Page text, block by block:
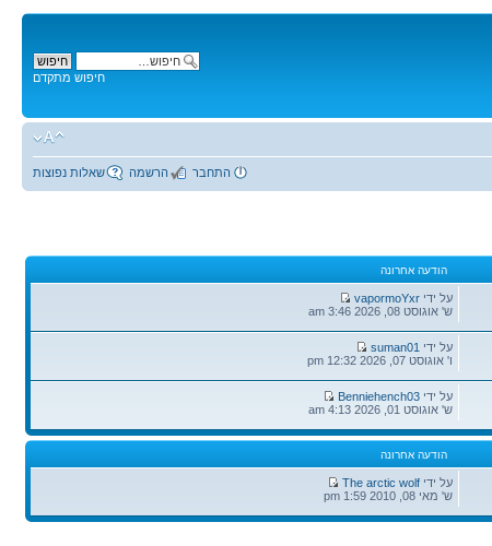
חיפוש מתקדם
שאלות נפוצות הרשמה התחבר
הודעה אחרונה
הודעה
אחרונה
על ידי vapormoYxr
ש' אוגוסט 08, 2026 3:46 am
הודעה
אחרונה
על ידי suman01
ו' אוגוסט 07, 2026 12:32 pm
הודעה
אחרונה
על ידי Benniehench03
ש' אוגוסט 01, 2026 4:13 am
הודעה אחרונה
הודעה
אחרונה
על ידי The arctic wolf
ש' מאי 08, 2010 1:59 pm